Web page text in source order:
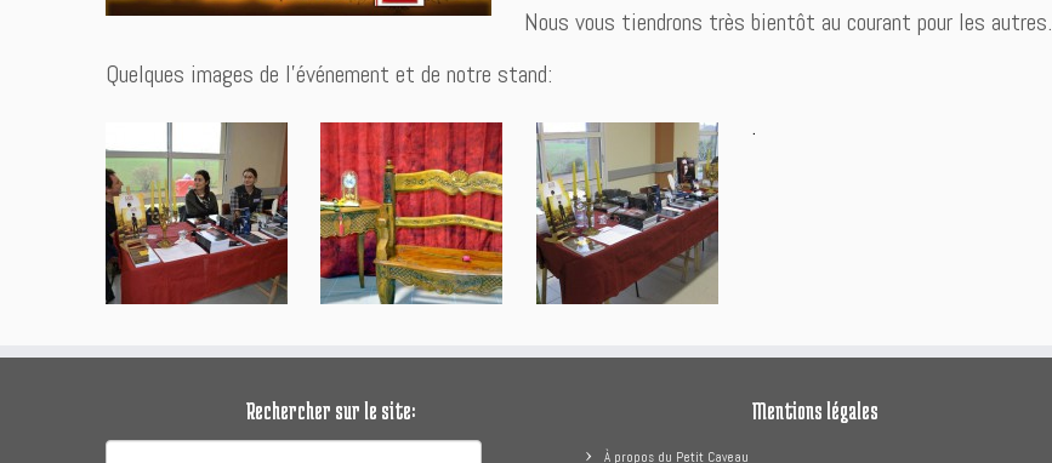
Nous vous tiendrons très bientôt au courant pour les autres.
Quelques images de l’événement et de notre stand:
.
Rechercher sur le site: Mentions légales
À propos du Petit Caveau